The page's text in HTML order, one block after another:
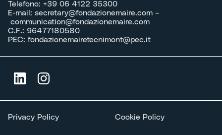
Telefono: +39 06 4122 35300
E-mail: secretary@fondazionemaire.com –
communication@fondazionemaire.com
C.F.: 96477180580
PEC: fondazionemairetecnimont@pec.it
Privacy Policy Cookie Policy